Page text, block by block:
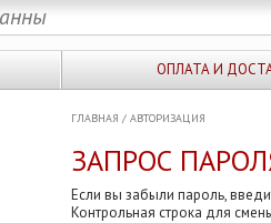
ОПЛАТА И
ГЛАВНАЯ / АВТОРИЗАЦИЯ
ЗАПРОС
Если вы забыли пароль,
Контрольная строка для